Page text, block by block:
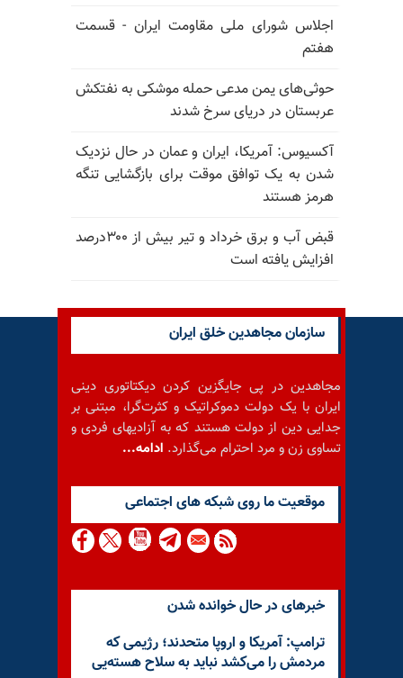
اجلاس شورای ملی مقاومت ایران - قسمت
هفتم
حوثی‌های یمن مدعی حمله موشکی به نفتکش
عربستان در دریای سرخ شدند
آکسیوس: آمریکا، ایران و عمان در حال نزدیک
شدن به یک توافق موقت برای بازگشایی تنگه
هرمز هستند
قبض آب و برق خرداد و تیر بیش از ۳۰۰درصد
افزایش یافته است
سازمان مجاهدین خلق ایران
مجاهدین در پی جایگزین کردن دیکتاتوری دینی
ایران با یک دولت دموکراتیک و کثرت‌گرا، مبتنی بر
جدایی دین از دولت هستند که به آزادیهای فردی و
تساوی زن و مرد احترام می‌گذارد. ادامه...
موقعيت ما روى شبكه هاى اجتماعى
خبرهای در حال خوانده شدن
ترامپ: آمریکا و اروپا متحدند؛ رژیمی که
مردمش را می‌کشد نباید به سلاح هسته‌یی